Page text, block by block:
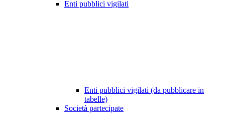
Enti pubblici vigilati
Enti pubblici vigilati (da pubblicare in
tabelle)
Società partecipate